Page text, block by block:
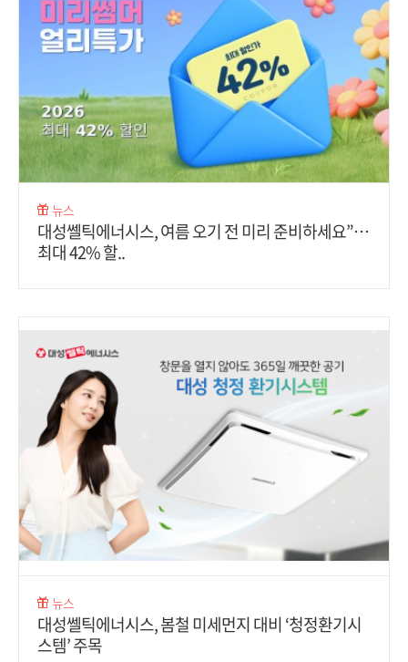
뉴스
대성쎌틱에너시스, 여름 오기 전 미리 준비하세요”…
최대 42% 할..
뉴스
대성쎌틱에너시스, 봄철 미세먼지 대비 ‘청정환기시
스템’ 주목